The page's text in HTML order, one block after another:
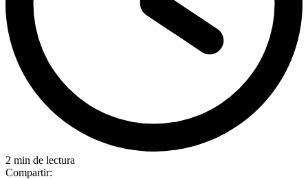
2 min de lectura
Compartir: